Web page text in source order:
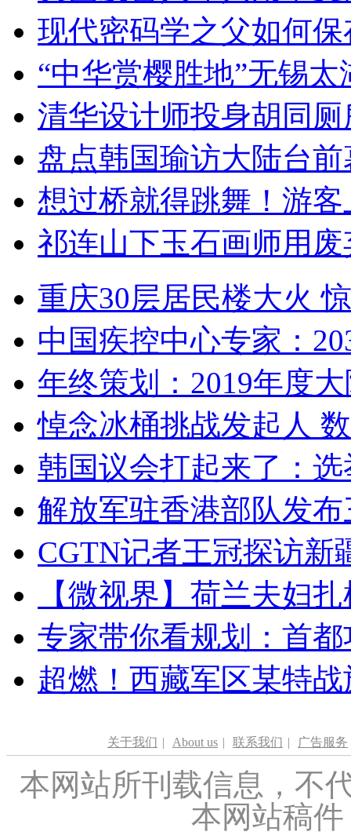
现代密码学之父如何
“中华赏樱胜地”无锡
清华设计师投身胡同
盘点韩国瑜访大陆台
想过桥就得跳舞！游客
祁连山下玉石画师用
重庆30层居民楼大火
中国疾控中心专家：
年终策划：2019年度
悼念冰桶挑战发起人
韩国议会打起来了：
解放军驻香港部队发
CGTN记者王冠探访新
【微视界】荷兰夫妇
专家带你看规划：首
超燃！西藏军区某特
关于我们 | About us | 联系我们 | 广告服务
本网站所刊载信息，不
本网站稿